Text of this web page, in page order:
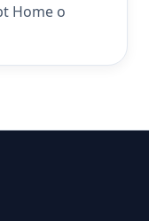
Home o